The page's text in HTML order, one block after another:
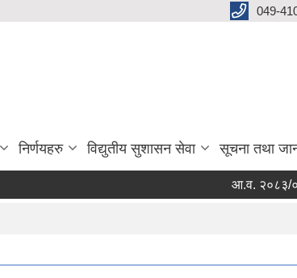
049-
निर्णयहरु विद्युतीय सुशासन सेवा सूचना तथा
आ.व. २०८३/०८४ को